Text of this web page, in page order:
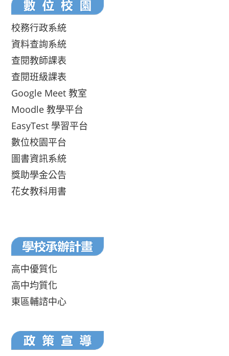
校務行政系統
資料查詢系統
查閱教師課表
查閱班級課表
Google Meet 教室
Moodle 教學平台
EasyTest 學習平台
數位校園平台
圖書資訊系統
獎助學金公告
花女教科用書
高中優質化
高中均質化
東區輔諮中心